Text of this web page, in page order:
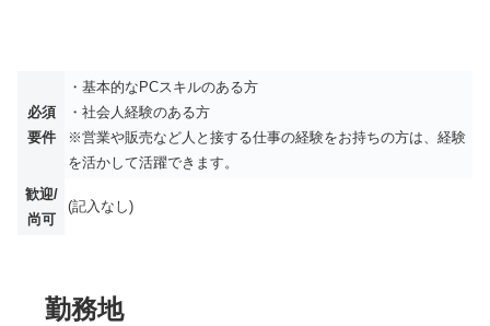
必須
要件
・基本的なPCスキルのある方
・社会人経験のある方
※営業や販売など人と接する仕事の経験をお持ちの方は、経験
を活かして活躍できます。
歓迎/
尚可
(記入なし)
勤務地